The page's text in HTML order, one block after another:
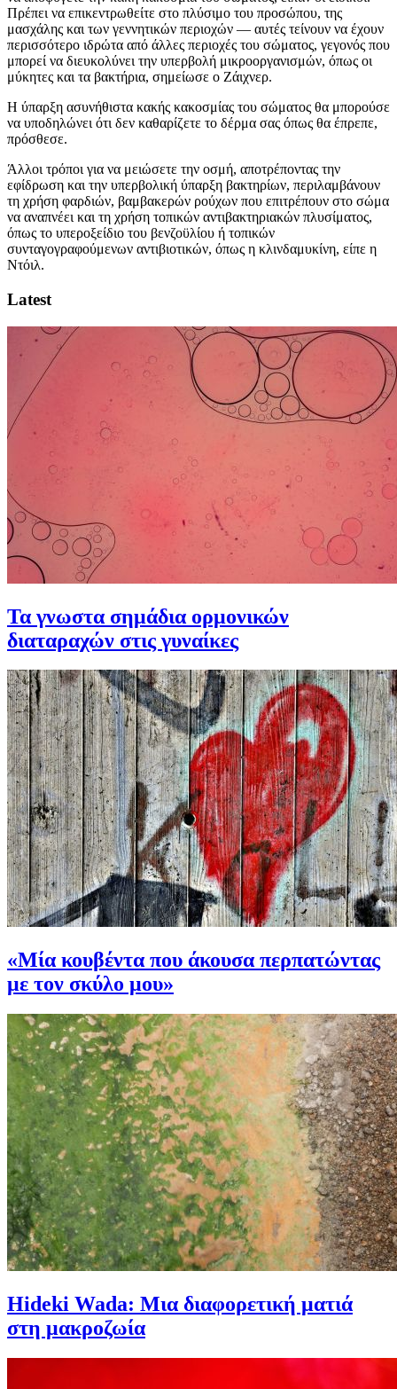
Πρέπει να επικεντρωθείτε στο πλύσιμο του προσώπου, της
μασχάλης και των γεννητικών περιοχών — αυτές τείνουν να έχουν
περισσότερο ιδρώτα από άλλες περιοχές του σώματος, γεγονός που
μπορεί να διευκολύνει την υπερβολή μικροοργανισμών, όπως οι
μύκητες και τα βακτήρια, σημείωσε ο Ζάιχνερ.
Η ύπαρξη ασυνήθιστα κακής κακοσμίας του σώματος θα μπορούσε
να υποδηλώνει ότι δεν καθαρίζετε το δέρμα σας όπως θα έπρεπε,
πρόσθεσε.
Άλλοι τρόποι για να μειώσετε την οσμή, αποτρέποντας την
εφίδρωση και την υπερβολική ύπαρξη βακτηρίων, περιλαμβάνουν
τη χρήση φαρδιών, βαμβακερών ρούχων που επιτρέπουν στο σώμα
να αναπνέει και τη χρήση τοπικών αντιβακτηριακών πλυσίματος,
όπως το υπεροξείδιο του βενζοϋλίου ή τοπικών
συνταγογραφούμενων αντιβιοτικών, όπως η κλινδαμυκίνη, είπε η
Ντόιλ.
Latest
Τα γνωστα σημάδια ορμονικών
διαταραχών στις γυναίκες
«Μία κουβέντα που άκουσα περπατώντας
με τον σκύλο μου»
Hideki Wada: Μια διαφορετική ματιά
στη μακροζωία